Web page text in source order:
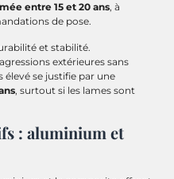
entre 15 et 20 ans, à
de pose.
et stabilité.
extérieures sans
se justifie par une
, surtout si les lames sont
: aluminium et